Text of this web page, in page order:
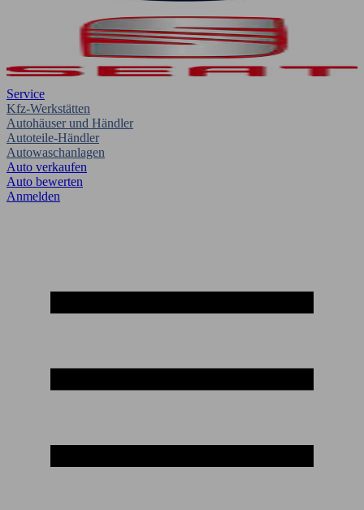
Service
Kfz-Werkstätten
Autohäuser und Händler
Autoteile-Händler
Autowaschanlagen
Auto verkaufen
Auto bewerten
Anmelden